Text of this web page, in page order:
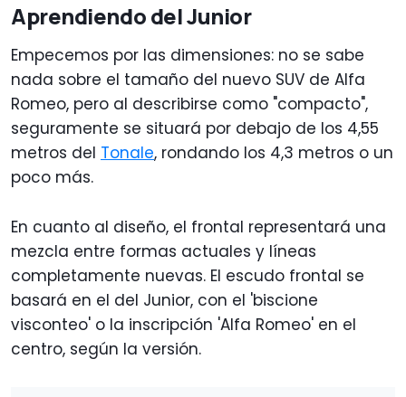
Aprendiendo del Junior
Empecemos por las dimensiones: no se sabe
nada sobre el tamaño del nuevo SUV de Alfa
Romeo, pero al describirse como "compacto",
seguramente se situará por debajo de los 4,55
metros del Tonale, rondando los 4,3 metros o un
poco más.
En cuanto al diseño, el frontal representará una
mezcla entre formas actuales y líneas
completamente nuevas. El escudo frontal se
basará en el del Junior, con el 'biscione
visconteo' o la inscripción 'Alfa Romeo' en el
centro, según la versión.